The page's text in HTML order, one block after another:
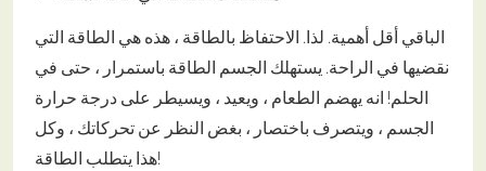
الباقي أقل أهمية. لذا. الاحتفاظ بالطاقة ، هذه هي الطاقة التي
نقضيها في الراحة. يستهلك الجسم الطاقة باستمرار ، حتى في
الحلم! انه يهضم الطعام ، ويعيد ، ويسيطر على درجة حرارة
الجسم ، ويتصرف باختصار ، بغض النظر عن تحركاتك ، وكل
هذا يتطلب الطاقة!